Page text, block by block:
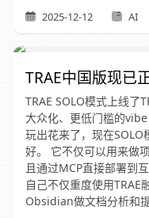
2025-12-12 AI
TRAE中国版现已
TRAE SOLO模式上线了
大众化、更低门槛的
玩出花来了，现在
好。 它不仅可以用来做
且通过MCP直接部署到
自己不仅重度使用TRAE
Obsidian做文档分析和